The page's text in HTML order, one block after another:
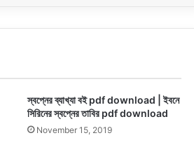
স্বপ্নের ব্যাখ্যা বই pdf download | ইবনে
সিরিনের স্বপ্নের তাবির pdf download
November 15, 2019